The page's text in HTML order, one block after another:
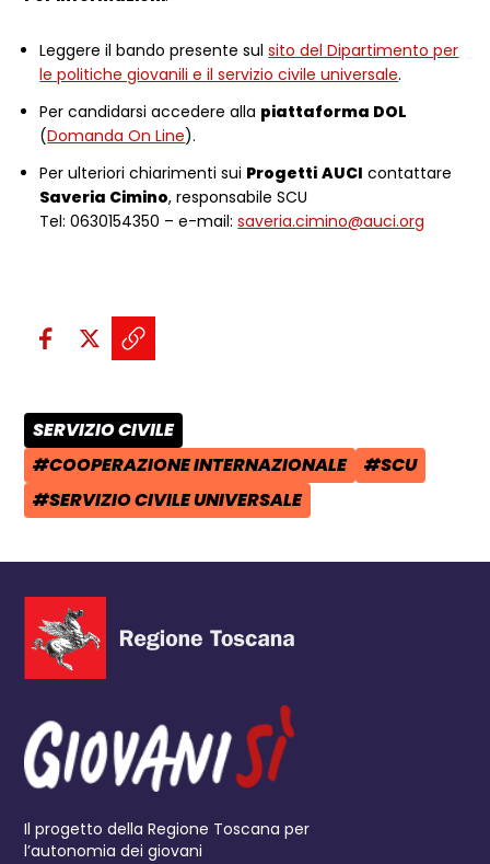
Leggere il bando presente sulsito del Dipartimento per
le politiche giovanili e il servizio civile universale.
Per candidarsi accedere alla piattaforma DOL
(Domanda On Line).
Per ulteriori chiarimenti sui Progetti AUCI contattare
Saveria Cimino, responsabile SCU
Tel: 0630154350 – e-mail:saveria.cimino@auci.org
Condividi sui social:
Condividi su Facebook - apre
Condividi su X - apre una
Copia il link e condividi -
CATEGORIA POST:
SERVIZIO CIVILE
TAG:
#COOPERAZIONE INTERNAZIONALE TAG:
#SCU
TAG:
#SERVIZIO CIVILE UNIVERSALE
Il progetto della Regione Toscana per
l’autonomia dei giovani